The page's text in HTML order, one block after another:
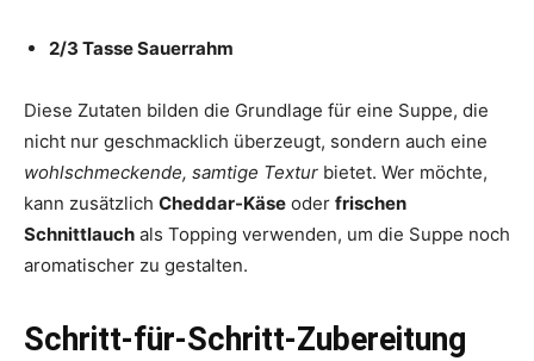
2/3 Tasse Sauerrahm
Diese Zutaten bilden die Grundlage für eine Suppe, die
nicht nur geschmacklich überzeugt, sondern auch eine
wohlschmeckende, samtige Textur bietet. Wer möchte,
kann zusätzlich Cheddar-Käse oder frischen
Schnittlauch als Topping verwenden, um die Suppe noch
aromatischer zu gestalten.
Schritt-für-Schritt-Zubereitung